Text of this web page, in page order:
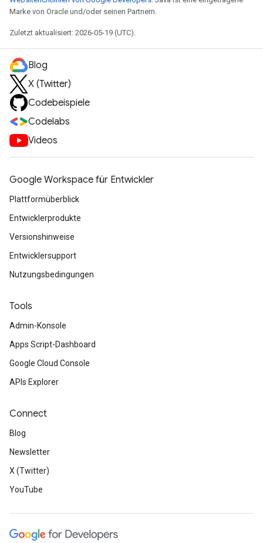
Marke von Oracle und/oder seinen Partnern.
Zuletzt aktualisiert: 2026-05-19 (UTC).
Blog
X (Twitter)
Codebeispiele
Codelabs
Videos
Google Workspace für Entwickler
Plattformüberblick
Entwicklerprodukte
Versionshinweise
Entwicklersupport
Nutzungsbedingungen
Tools
Admin-Konsole
Apps Script-Dashboard
Google Cloud Console
APIs Explorer
Connect
Blog
Newsletter
X (Twitter)
YouTube